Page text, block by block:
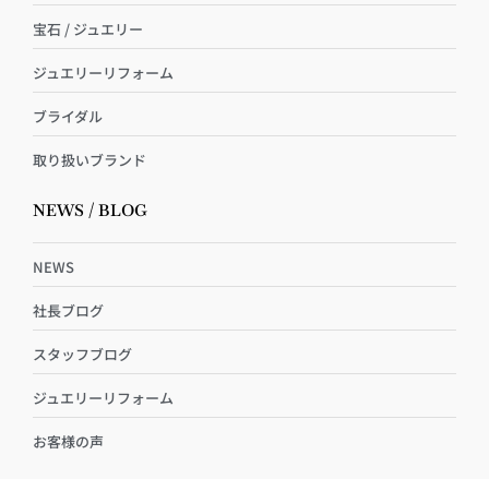
宝石 / ジュエリー
ジュエリーリフォーム
ブライダル
取り扱いブランド
NEWS / BLOG
NEWS
社長ブログ
スタッフブログ
ジュエリーリフォーム
お客様の声